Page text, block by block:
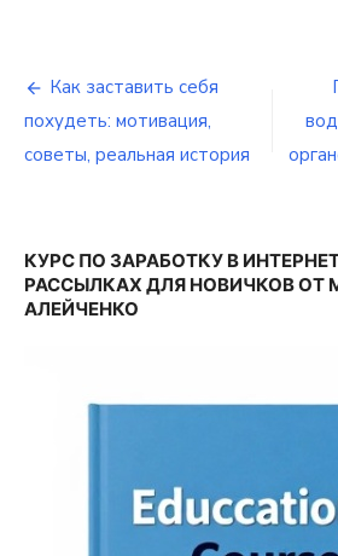
Навигация
по
Как заставить себя
похудеть: мотивация,
советы, реальная история
КУРС ПО ЗАРАБОТКУ В
РАССЫЛКАХ ДЛЯ НОВИЧКОВ ОТ
АЛЕЙЧЕНКО